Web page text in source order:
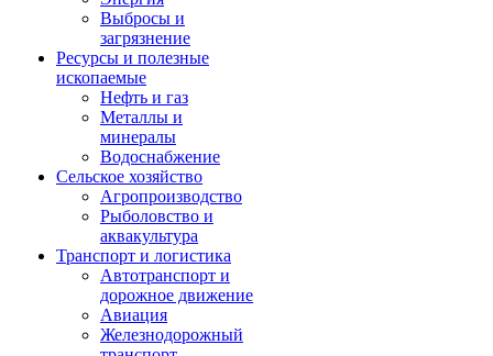
Выбросы и
загрязнение
Ресурсы и полезные
ископаемые
Нефть и газ
Металлы и
минералы
Водоснабжение
Сельское хозяйство
Агропроизводство
Рыболовство и
аквакультура
Транспорт и логистика
Автотранспорт и
дорожное движение
Авиация
Железнодорожный